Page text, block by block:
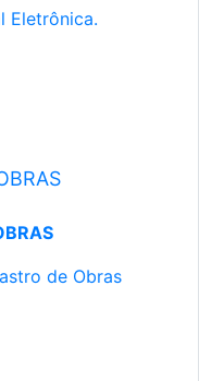
Eletrônica.
de Obras